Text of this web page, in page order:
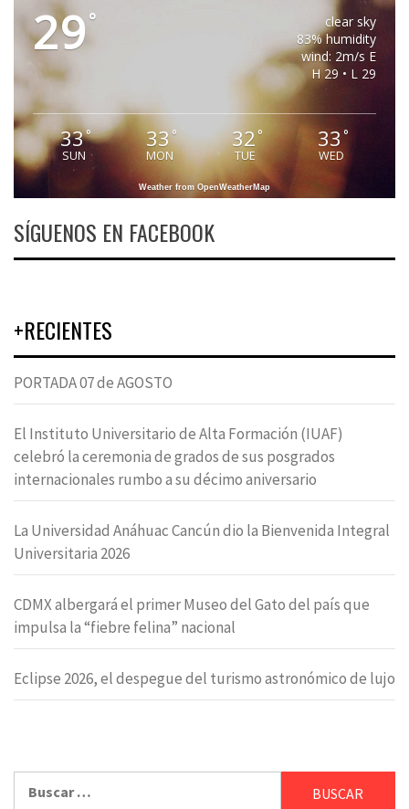
29°
clear sky
83% humidity
wind: 2m/s E
H 29 • L 29
33°
SUN
33°
MON
32°
TUE
33°
WED
Weather from OpenWeatherMap
SÍGUENOS EN FACEBOOK
+RECIENTES
PORTADA 07 de AGOSTO
El Instituto Universitario de Alta Formación (IUAF)
celebró la ceremonia de grados de sus posgrados
internacionales rumbo a su décimo aniversario
La Universidad Anáhuac Cancún dio la Bienvenida Integral
Universitaria 2026
CDMX albergará el primer Museo del Gato del país que
impulsa la “fiebre felina” nacional
Eclipse 2026, el despegue del turismo astronómico de lujo